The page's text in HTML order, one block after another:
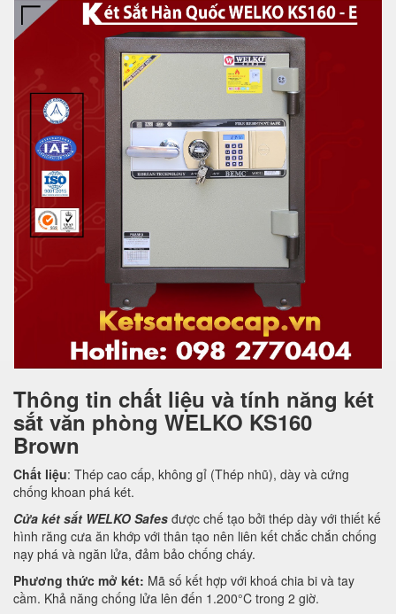
Thông tin chất liệu và tính năng két
sắt văn phòng WELKO KS160
Brown
Chất liệu: Thép cao cấp, không gỉ (Thép nhũ), dày và cứng
chống khoan phá két.
Cửa két sắt WELKO Safes được chế tạo bởi thép dày với thiết kế
hình răng cưa ăn khớp với thân tạo nên liên kết chắc chắn chống
nạy phá và ngăn lửa, đảm bảo chống cháy.
Phương thức mở két: Mã số kết hợp với khoá chia bi và tay
cầm. Khả năng chống lửa lên đến 1.200°C trong 2 giờ.